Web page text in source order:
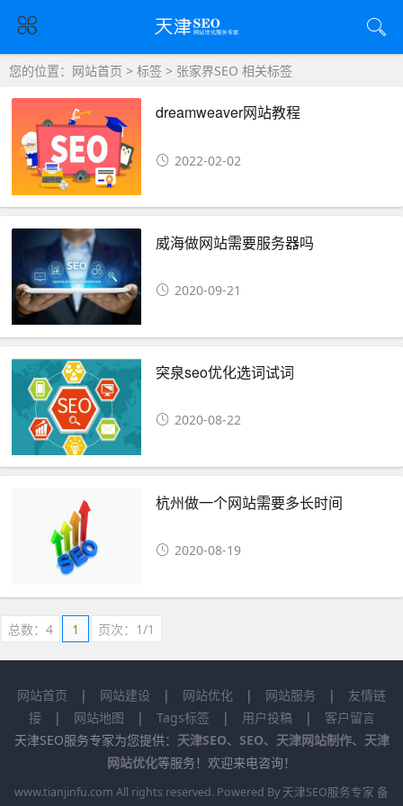
您的位置： 网站首页 > 标签 > 张家界SEO 相关标签
dreamweaver网站教程
2022-02-02
威海做网站需要服务器吗
2020-09-21
突泉seo优化选词试词
2020-08-22
杭州做一个网站需要多长时间
2020-08-19
总数：4 1 页次：1/1
网站首页 | 网站建设 | 网站优化 | 网站服务 | 友情链
接| 网站地图 | Tags标签 | 用户投稿| 客户留言
天津SEO服务专家为您提供： 天津SEO、 SEO、 天津网站制作、 天津
网站优化等服务！欢迎来电咨询！
www.tianjinfu.com All rights reserved. Powered By 天津SEO服务专家 备